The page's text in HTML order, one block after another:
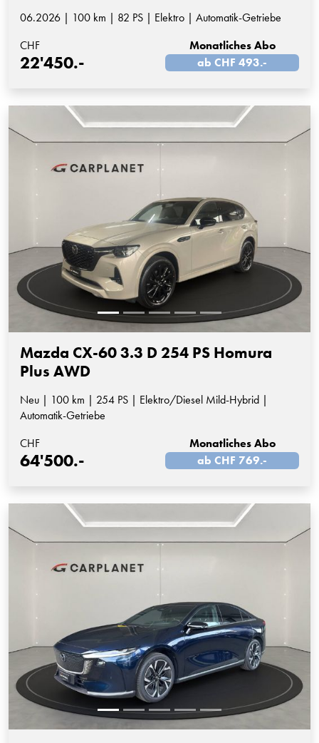
06.2026 | 100 km | 82 PS | Elektro | Automatik-Getriebe
CHF
22'450.-
Monatliches Abo
ab CHF 493.-
Mazda CX-60 3.3 D 254 PS Homura
Plus AWD
Neu | 100 km | 254 PS | Elektro/Diesel Mild-Hybrid |
Automatik-Getriebe
CHF
64'500.-
Monatliches Abo
ab CHF 769.-